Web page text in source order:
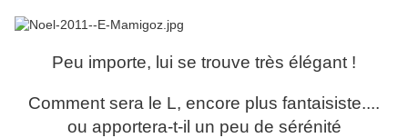
Peu importe, lui se trouve très élégant !
Comment sera le L, encore plus fantaisiste....
ou apportera-t-il un peu de sérénité